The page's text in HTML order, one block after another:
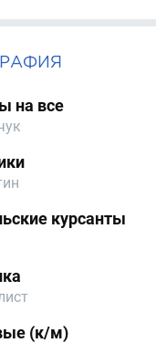
на все
курсанты
(к/м)